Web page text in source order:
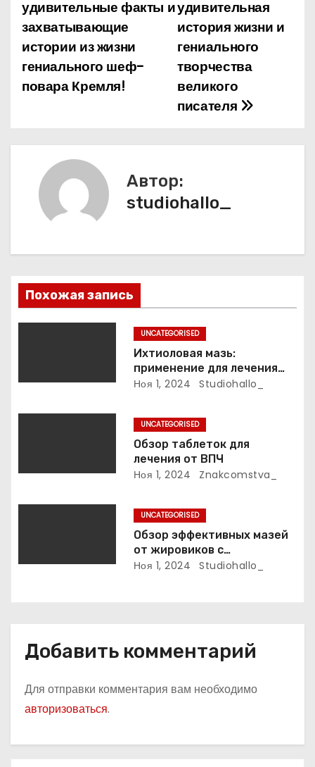
в
и
г
ц
з
а
и
с
м
удивительная
история жизни и
гениального
творчества
великого
писателя
удивительные факты и
захватывающие
истории из жизни
гениального шеф-
повара Кремля!
Автор:
studiohallo_
Похожая запись
UNCATEGORISED
Ихтиоловая мазь:
применение для лечения
фурункулов
Ноя 1, 2024 Studiohallo_
UNCATEGORISED
Обзор таблеток для
лечения от ВПЧ
Ноя 1, 2024 Znakcomstva_
UNCATEGORISED
Обзор эффективных мазей
от жировиков с
рассасывающим эффектом
Ноя 1, 2024 Studiohallo_
Добавить комментарий
Для отправки комментария вам необходимо
авторизоваться.